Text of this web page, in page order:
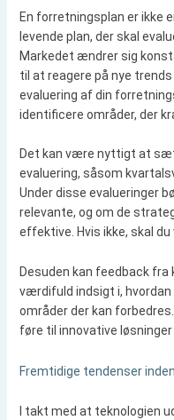
En forretningsplan er ikke
levende plan, der skal
Markedet ændrer sig
til at reagere på nye
evaluering af din
identificere områder, der
Det kan være nyttigt at
evaluering, såsom
Under disse evalueringer
relevante, og om de
effektive. Hvis ikke, skal
Desuden kan feedback fra
værdifuld indsigt i,
områder der kan
føre til innovative
Fremtidige tendenser
I takt med at teknologien